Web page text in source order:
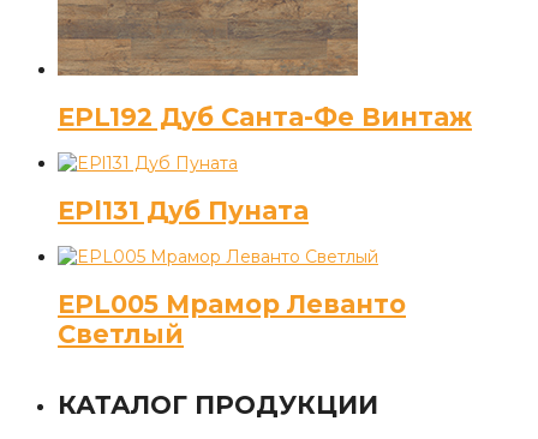
EPL192 Дуб Санта-Фе Винтаж
EPl131 Дуб Пуната
EPL005 Мрамор Леванто
Светлый
КАТАЛОГ ПРОДУКЦИИ